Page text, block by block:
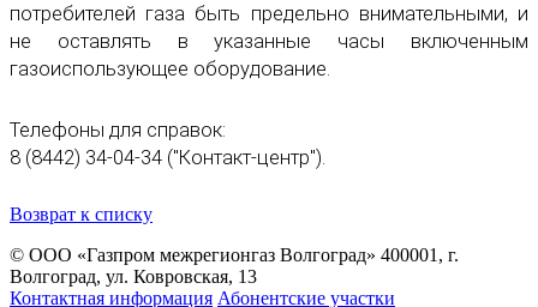
потребителей газа быть предельно внимательными, и
не оставлять в указанные часы включенным
газоиспользующее оборудование.
Телефоны для справок:
8 (8442) 34-04-34 ("Контакт-центр").
Возврат к списку
© ООО «Газпром межрегионгаз Волгоград» 400001, г.
Волгоград, ул. Ковровская, 13
Контактная информация Абонентские участки